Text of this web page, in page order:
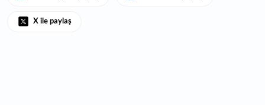
X ile paylaş